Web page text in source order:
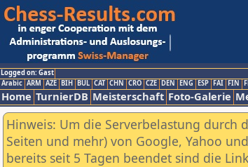
Logged on: Gast
Arabic ARM AZE BIH BUL CAT CHN CRO CZE DEN ENG ESP FAI FIN
Home TurnierDB Meisterschaft Foto-Galerie
Hinweis: Um die Serverbelastung durch
Seiten und mehr) von Google, Yahoo
bereits seit 5 Tagen beendet sind die